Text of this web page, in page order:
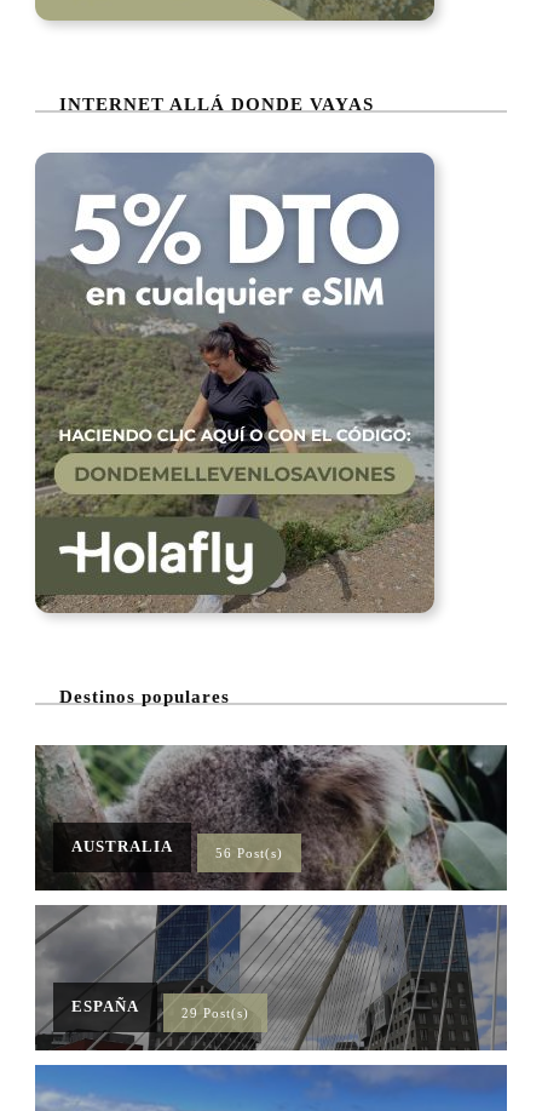
INTERNET ALLÁ DONDE VAYAS
Destinos populares
AUSTRALIA 56 Post(s)
ESPAÑA 29 Post(s)